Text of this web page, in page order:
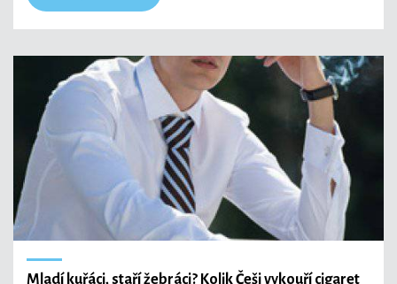
Mladí kuřáci, staří žebráci? Kolik Češi vykouří cigaret